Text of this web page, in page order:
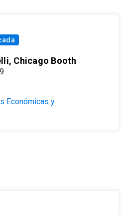
Chicago Booth
Económicas y